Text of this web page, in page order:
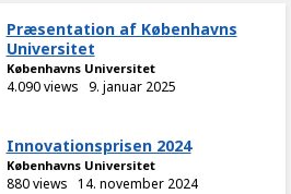
Præsentation af Københavns
Universitet
Københavns Universitet
4.090 views 9. januar 2025
Innovationsprisen 2024
Københavns Universitet
880 views 14. november 2024